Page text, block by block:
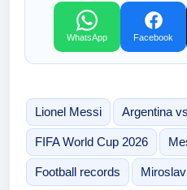
WhatsApp Facebook
Lionel Messi Argentina
FIFA World Cup 2026
Football records